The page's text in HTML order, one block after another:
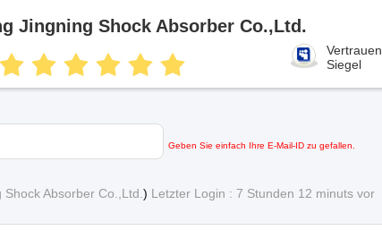
Jingning Shock Absorber Co.,Ltd.
Vertrauen
Siegel
Geben Sie einfach Ihre E-Mail-ID zu gefallen.
Absorber Co.,Ltd. ) Letzter Login : 7 Stunden 12 minuts vor